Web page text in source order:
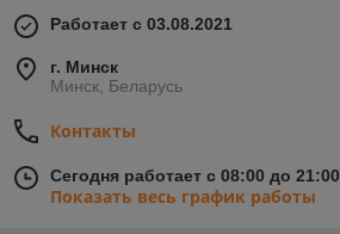
Работает с 03.08.2021
г. Минск
Минск, Беларусь
Контакты
Сегодня работает с 08:00 до 21:00
Показать весь график работы